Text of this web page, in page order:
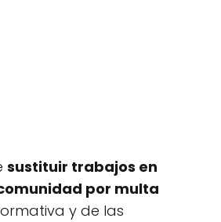
sustituir trabajos en
por multa
y de las